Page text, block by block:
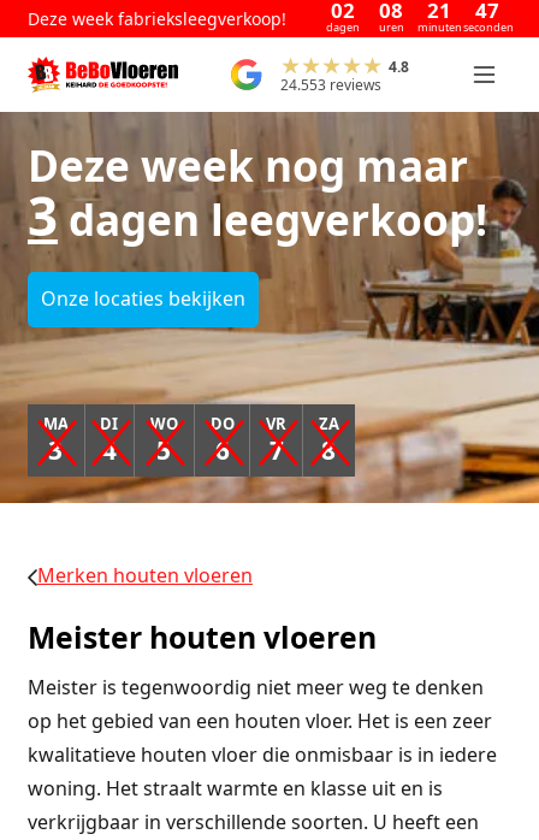
Deze week fabrieksleegverkoop! 02
dagen
08
uren
21
minuten
47
seconden
4.8
24.553 reviews
Deze week nog maar
3dagen leegverkoop!
Onze locaties bekijken
MA
3
DI
4
WO
5
DO
6
VR
7
ZA
8
Merken houten vloeren
Meister houten vloeren
Meister is tegenwoordig niet meer weg te denken
op het gebied van een houten vloer. Het is een zeer
kwalitatieve houten vloer die onmisbaar is in iedere
woning. Het straalt warmte en klasse uit en is
verkrijgbaar in verschillende soorten. U heeft een